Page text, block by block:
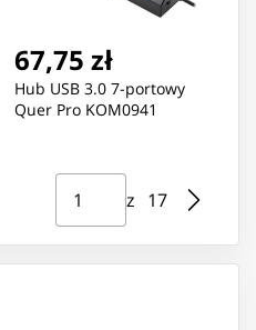
67,75 zł
Hub USB 3.0 7-portowy
Quer Pro KOM0941
Strona ⁨1⁩ z ⁨17⁩
z ⁨17⁩
Przejdź do strony